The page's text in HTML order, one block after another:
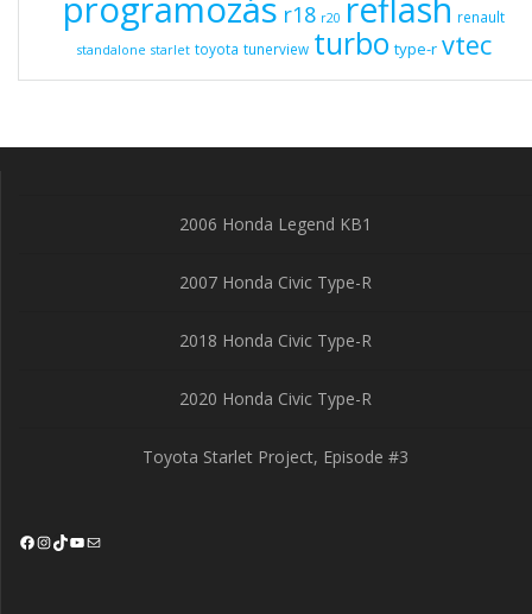
r18 r20 renault
standalone starlet toyota tunerview turbo type-r vtec
2006 Honda Legend KB1
2007 Honda Civic Type-R
2018 Honda Civic Type-R
2020 Honda Civic Type-R
Toyota Starlet Project, Episode #3
Facebook
Instagram
TikTok
YouTube
Mail